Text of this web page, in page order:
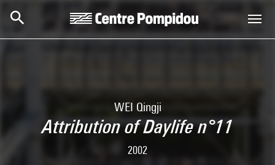
WEI Qingji
Attribution of Daylife n°11
2002